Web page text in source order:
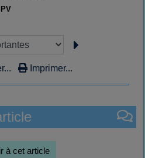
Imprimer...
à cet article